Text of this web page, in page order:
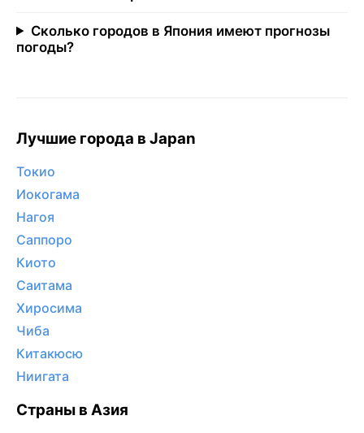
Сколько городов в Япония имеют прогнозы
погоды?
Лучшие города в Japan
Токио
Иокогама
Нагоя
Саппоро
Киото
Саитама
Хиросима
Чиба
Китакюсю
Ниигата
Страны в Азия